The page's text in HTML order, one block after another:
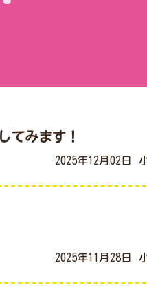
てみます！
2025年12月02日
2025年11月28日